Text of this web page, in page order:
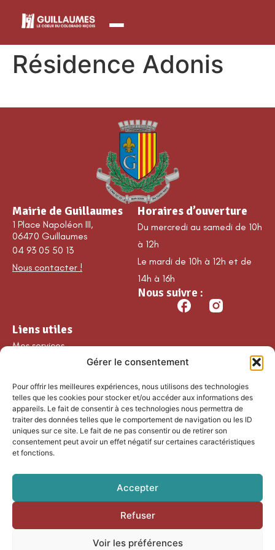
Gérer le consentement
Pour offrir les meilleures expériences, nous utilisons des technologies
telles que les cookies pour stocker et/ou accéder aux informations des
appareils. Le fait de consentir à ces technologies nous permettra de
traiter des données telles que le comportement de navigation ou les ID
uniques sur ce site. Le fait de ne pas consentir ou de retirer son
consentement peut avoir un effet négatif sur certaines caractéristiques
et fonctions.
Accepter
Refuser
Voir les préférences
principal
Résidence Adonis
Mairie de Guillaumes
1 Place Napoléon III,
06470 Guillaumes
04 93 05 50 13
Nous contacter !
Horaires d’ouverture
Du mercredi au samedi de 10h
à 12h
Le mardi de 10h à 12h et de
14h à 16h
Nous suivre :
Liens utiles
Mes services
Nos loisirs
Agenda
Les temps forts
Partenaires et
Accessibilité
Mentions légales
Plan du site